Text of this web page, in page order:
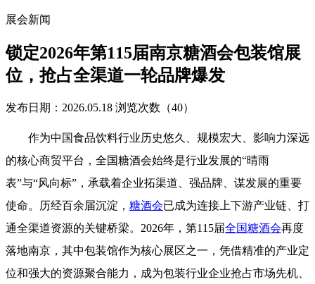
展会新闻
锁定2026年第115届南京糖酒会包装馆展
位，抢占全渠道一轮品牌爆发
发布日期：2026.05.18 浏览次数（40）
作为中国食品饮料行业历史悠久、规模宏大、影响力深远
的核心商贸平台， 全国糖酒会始终是行业发展的“晴雨
表”与“风向标”，承载着企业拓渠道、强品牌、谋发展的重要
使命。历经百余届沉淀， 糖酒会已成为连接上下游产业链、打
通全渠道资源的关键桥梁。2026年，第115届全国糖酒会再度
落地南京，其中包装馆作为核心展区之一，凭借精准的产业定
位和强大的资源聚合能力，成为包装行业企业抢占市场先机、